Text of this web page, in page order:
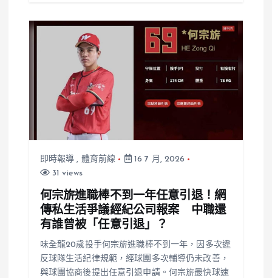
即時報導 , 體育前線
16 7 月, 2026
31 views
何宗旂進職棒不到一年任意引退！網
傳私生活爭議經紀公司報案 中職還
有誰曾被「任意引退」？
味全龍20歲投手何宗旂進職棒不到一年，因多次違
反球隊生活紀律規範，經球團多次輔導仍未改善，
與球團協商後提出任意引退申請。何宗旂最快球速